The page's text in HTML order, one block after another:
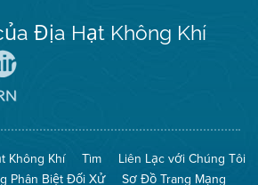
Địa Hạt Không Khí
The
(Bảo
Toàn
Mạng
No
Burn
Không Khí Tìm
Liên Lạc với Chúng Tôi
Phân Biệt Đối Xử
Sơ Đồ Trang Mạng